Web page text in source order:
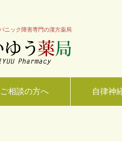
ニック障害専門の漢方薬局
相談の方へ 自律神